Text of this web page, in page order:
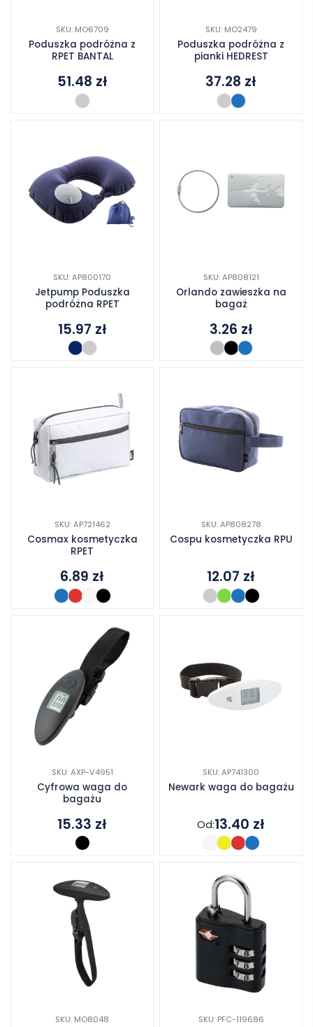
SKU: MO6709
Poduszka podróżna z
RPET BANTAL
51.48 zł
SKU: MO2479
Poduszka podróżna z
pianki HEDREST
37.28 zł
SKU: AP800170
Jetpump Poduszka
podróżna RPET
15.97 zł
SKU: AP808121
Orlando zawieszka na
bagaż
3.26 zł
SKU: AP721462
Cosmax kosmetyczka
RPET
6.89 zł
SKU: AP808278
Cospu kosmetyczka RPU
12.07 zł
SKU: AXP-V4951
Cyfrowa waga do
bagażu
15.33 zł
SKU: AP741300
Newark waga do bagażu
Od:13.40 zł
SKU: MO8048 SKU: PFC-119686